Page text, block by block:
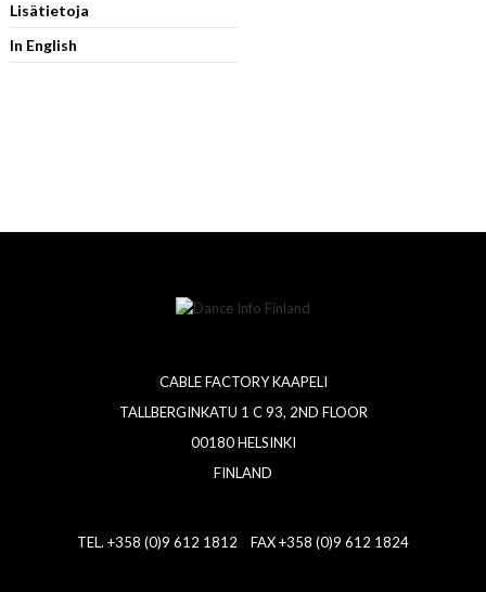
Lisätietoja
In English
CABLE FACTORY KAAPELI
TALLBERGINKATU 1 C 93, 2ND FLOOR
00180 HELSINKI
FINLAND
TEL. +358 (0)9 612 1812 FAX +358 (0)9 612 1824